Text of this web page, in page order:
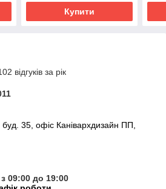
Купити
відгуків за рік
буд. 35, офіс Канівархдизайн ПП,
09:00 до 19:00